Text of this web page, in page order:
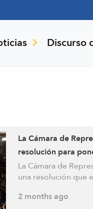
Discurso
La Cámara de
resolución para
La Cámara de
una resolución que
2 months ago